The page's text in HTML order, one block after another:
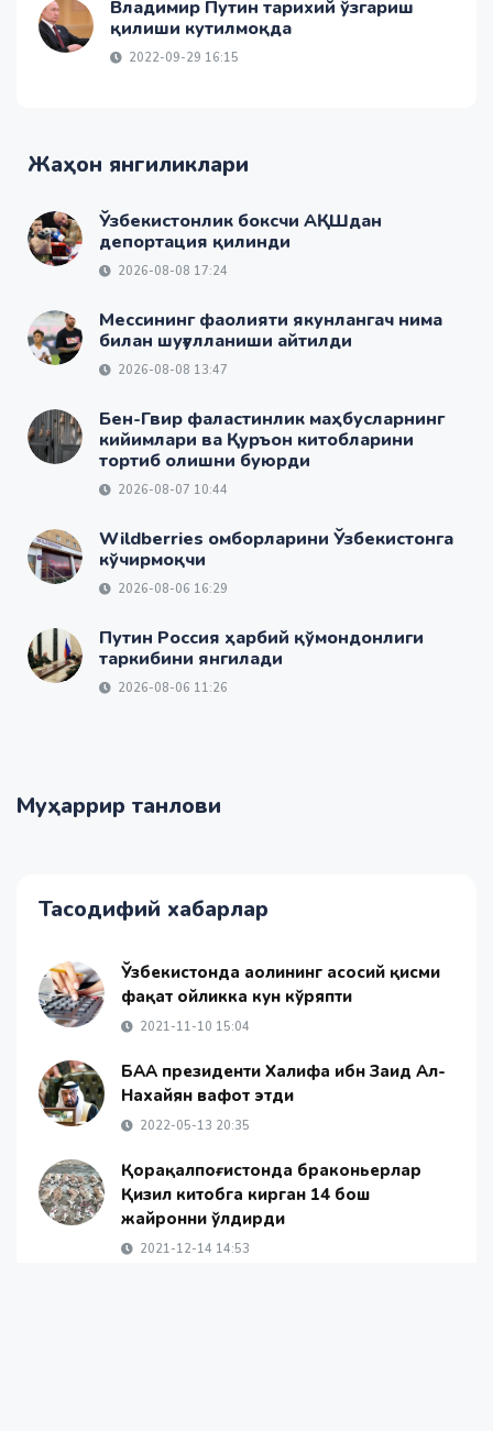
Владимир Путин тарихий ўзгариш
қилиши кутилмоқда
2022-09-29 16:15
Жаҳон янгиликлари
Ўзбекистонлик боксчи АҚШдан
депортация қилинди
2026-08-08 17:24
Мессининг фаолияти якунлангач нима
билан шуғулланиши айтилди
2026-08-08 13:47
Бен-Гвир фаластинлик маҳбусларнинг
кийимлари ва Қуръон китобларини
тортиб олишни буюрди
2026-08-07 10:44
Wildberries омборларини Ўзбекистонга
кўчирмоқчи
2026-08-06 16:29
Путин Россия ҳарбий қўмондонлиги
таркибини янгилади
2026-08-06 11:26
Муҳаррир танлови
Тасодифий хабарлар
Ўзбекистонда аҳолининг асосий қисми
фақат ойликка кун кўряпти
2021-11-10 15:04
БАА президенти Халифа ибн Заид Ал-
Нахайян вафот этди
2022-05-13 20:35
Қорақалпоғистонда браконьерлар
Қизил китобга кирган 14 бош
жайронни ўлдирди
2021-12-14 14:53